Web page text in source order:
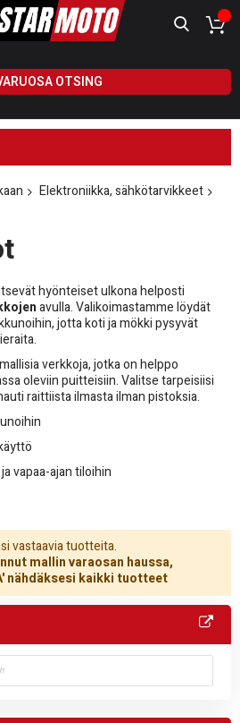
OTSING
Elektroniikka, sähkötarvikkeet
hyönteiset ulkona helposti
avulla. Valikoimastamme löydät
jotta koti ja mökki pysyvät
verkkoja, jotka on helppo
oleviin puitteisiin. Valitse tarpeisiisi
raittiista ilmasta ilman pistoksia.
vapaa-ajan tiloihin
vastaavia tuotteita.
mallin varaosan haussa,
nähdäksesi kaikki tuotteet